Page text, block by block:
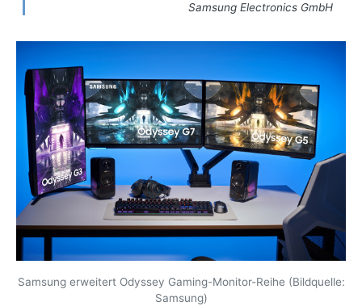
Samsung Electronics GmbH
Samsung erweitert Odyssey Gaming-Monitor-Reihe (Bildquelle:
Samsung)